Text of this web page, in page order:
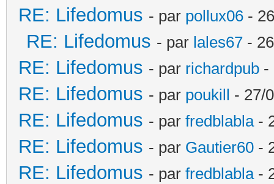
RE: Lifedomus - par pollux06 -
RE: Lifedomus - par lales67 -
RE: Lifedomus - par richardpub -
RE: Lifedomus - par poukill - 27/
RE: Lifedomus - par fredblabla-
RE: Lifedomus - par Gautier60 -
RE: Lifedomus - par fredblabla-